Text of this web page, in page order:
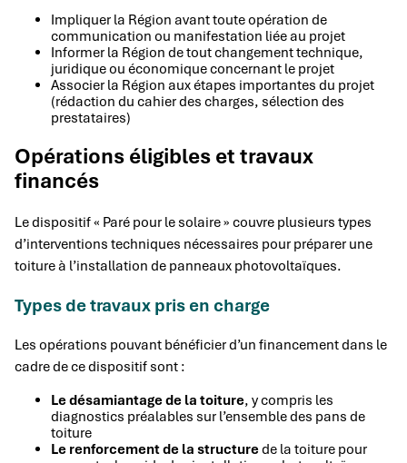
Impliquer la Région avant toute opération de
communication ou manifestation liée au projet
Informer la Région de tout changement technique,
juridique ou économique concernant le projet
Associer la Région aux étapes importantes du projet
(rédaction du cahier des charges, sélection des
prestataires)
Opérations éligibles et travaux
financés
Le dispositif « Paré pour le solaire » couvre plusieurs types
d’interventions techniques nécessaires pour préparer une
toiture à l’installation de panneaux photovoltaïques.
Types de travaux pris en charge
Les opérations pouvant bénéficier d’un financement dans le
cadre de ce dispositif sont :
Le désamiantage de la toiture, y compris les
diagnostics préalables sur l’ensemble des pans de
toiture
Le renforcement de la structurede la toiture pour